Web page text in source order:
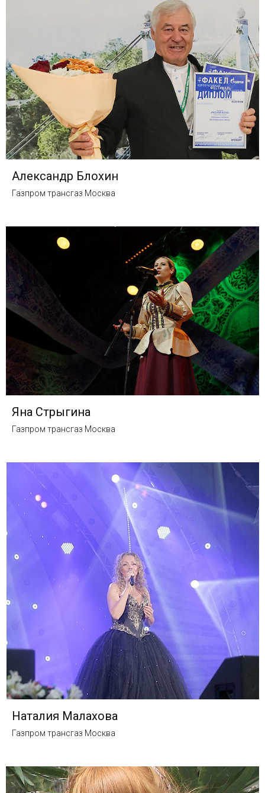
Александр Блохин
Газпром трансгаз Москва
Яна Стрыгина
Газпром трансгаз Москва
Наталия Малахова
Газпром трансгаз Москва